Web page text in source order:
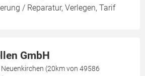
/ Reparatur, Verlegen, Tarif
GmbH
(20km von 49586